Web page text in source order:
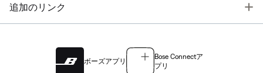
追加のリンク
ボーズアプリ
Bose Connectア
プリ